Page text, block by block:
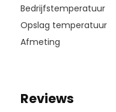
Bedrijfstemperatuur
Opslag temperatuur
Afmeting
Reviews